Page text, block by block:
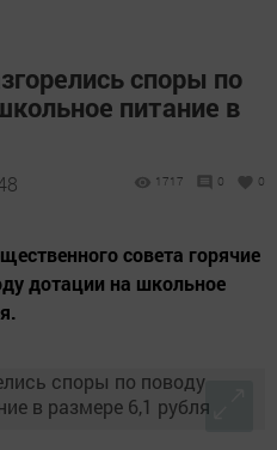
споры по
питание в
1717 0 0
совета горячие
дотации на школьное